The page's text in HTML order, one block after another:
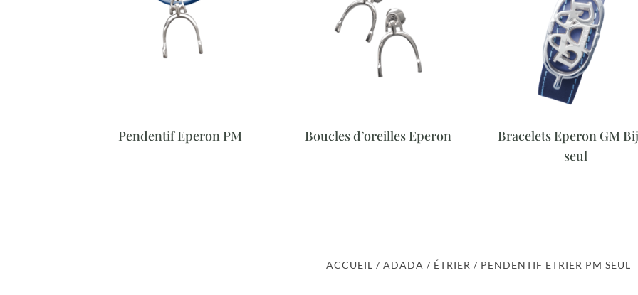
Pendentif Eperon PM Boucles d’oreilles Eperon
Bracelets Eperon GM
seul
ACCUEIL / ADADA / ÉTRIER / PENDENTIF ETRIER PM SEUL